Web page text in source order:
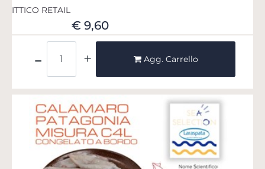
ITTICO RETAIL
€ 9,60
Agg. Carrello